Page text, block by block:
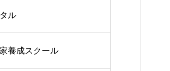
ル
養成スクール